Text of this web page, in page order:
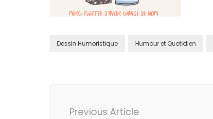
Dessin Humoristique Humour et Quotidien
Navigation
Previous Article